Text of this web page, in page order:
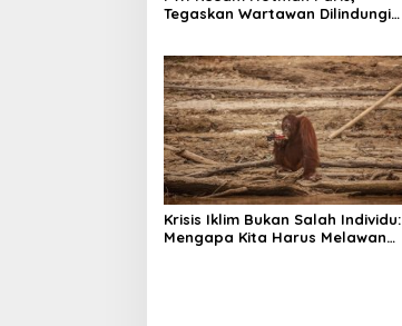
Tegaskan Wartawan Dilindungi
Krisis Iklim Bukan Salah Individu:
Mengapa Kita Harus Melawan